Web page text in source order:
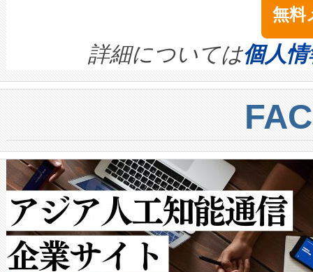
きます。この効率性は、フェ
ます。 Voltaiq provides a
quality and reliability for AI
BESS stack to ensure battery
centers. Voltaiqは、ai&のAI
からシステム統合、試運転、
クルの各段階のデータを監視
[…]
イズの小径化を実現すること
す。ノーマルモードでは、
ートル先まで検出でき、これ
トに対して約600メートルに
では、反射率10％のターゲッ
で向上し、最大検知距離は
ットだけで最大1キロメート
ルの変電所周囲を監視でき、
作業と点群処理を簡素化でき
無料
詳細については個人